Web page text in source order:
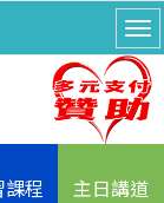
程 主日講道